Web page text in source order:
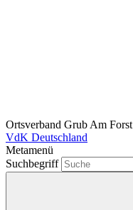
Ortsverband Grub Am Forst
VdK Deutschland
Metamenü
Suchbegriff